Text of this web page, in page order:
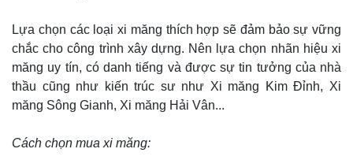
Lựa chọn các loại xi măng thích hợp sẽ đảm bảo sự vững
chắc cho công trình xây dựng. Nên lựa chọn nhãn hiệu xi
măng uy tín, có danh tiếng và được sự tin tưởng của nhà
thầu cũng như kiến trúc sư như Xi măng Kim Đỉnh, Xi
măng Sông Gianh, Xi măng Hải Vân...
Cách chọn mua xi măng: